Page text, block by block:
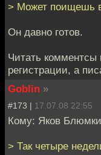
> Может поищешь
Он давно готов.
Читать комментсы
регистрации, а
Goblin »
#173 | 17.07.08 22:55
Кому: Яков
> Так четыре